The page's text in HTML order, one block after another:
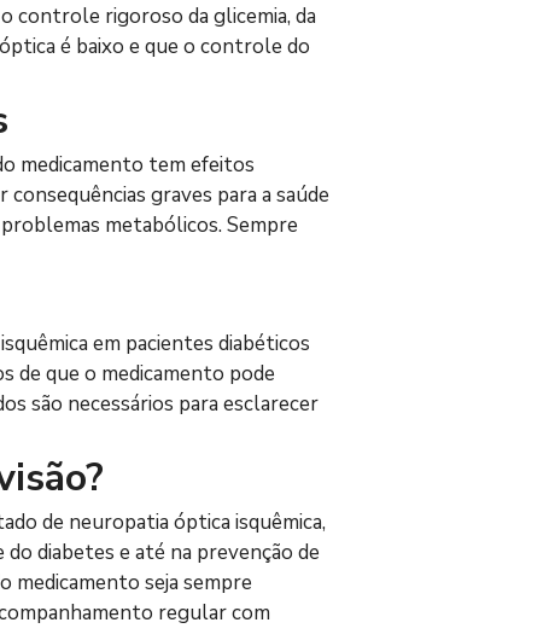
controle rigoroso da glicemia, da
é baixo e que o controle do
medicamento tem efeitos
graves para a saúde
metabólicos. Sempre
em pacientes diabéticos
de que o medicamento pode
são necessários para esclarecer
de neuropatia óptica isquêmica,
diabetes e até na prevenção de
medicamento seja sempre
regular com